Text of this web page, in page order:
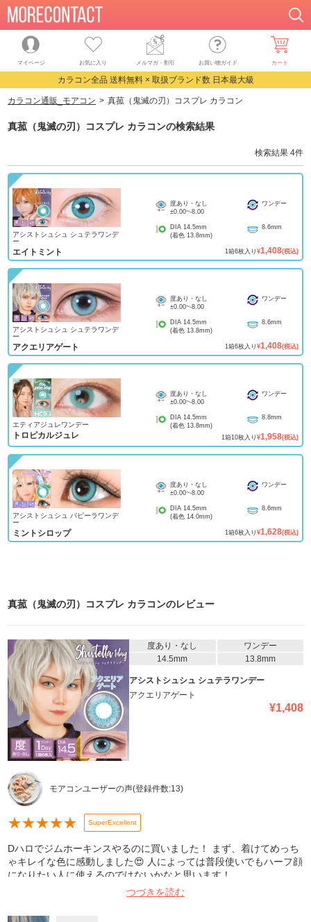
マイページ お気に入り メルマガ・割引 お買い物ガイド カート
カラコン全品 送料無料 × 取扱ブランド数 日本最大級
カラコン通販_モアコン 真菰（鬼滅の刃）コスプレ カラコン
真菰（鬼滅の刃）コスプレ カラコンの検索結果
検索結果 4件
アシストシュシュ シュテラワンデ
ー
エイトミント
度あり・なし
±0.00~-8.00
ワンデー
DIA 14.5mm
(着色 13.8mm)
8.6mm
1箱6枚入り ¥1,408(税込)
アシストシュシュ シュテラワンデ
ー
アクエリアゲート
度あり・なし
±0.00~-8.00
ワンデー
DIA 14.5mm
(着色 13.8mm)
8.6mm
1箱6枚入り ¥1,408(税込)
エティアジュレワンデー
トロピカルジュレ
度あり・なし
±0.00~-8.00
ワンデー
DIA 14.5mm
(着色 13.8mm)
8.8mm
1箱10枚入り ¥1,958(税込)
アシストシュシュ パピーラワンデ
ー
ミントシロップ
度あり・なし
±0.00~-8.00
ワンデー
DIA 14.5mm
(着色 14.0mm)
8.6mm
1箱6枚入り ¥1,628(税込)
真菰（鬼滅の刃）コスプレ カラコンのレビュー
度あり・なし
ワンデー
14.5mm
13.8mm
アシストシュシュ シュテラワンデー
アクエリアゲート
¥1,408
モアコンユーザーの声(登録件数:13)
★★★★★ SuperExcellent
Dハロでジムホーキンスやるのに買いました！ まず、着けてめっち
ゃキレイな色に感動しました😍 人によっては普段使いでもハーフ顔
になりたい人に使えるのではないかなと思います！
つづきを読む